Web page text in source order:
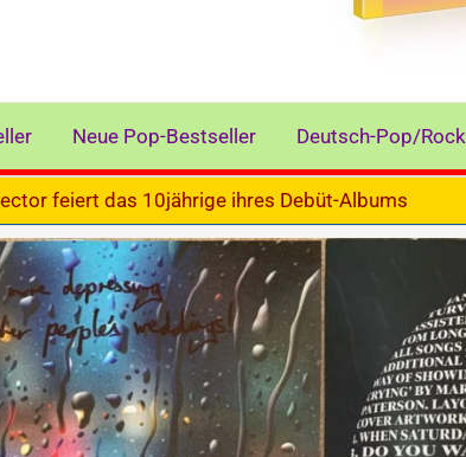
Neue Pop-Bestseller Deutsch-Pop/Rock
feiert das 10jährige ihres Debüt-Albums